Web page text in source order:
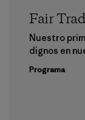
Fair
Nuestro
dignos en
Programa